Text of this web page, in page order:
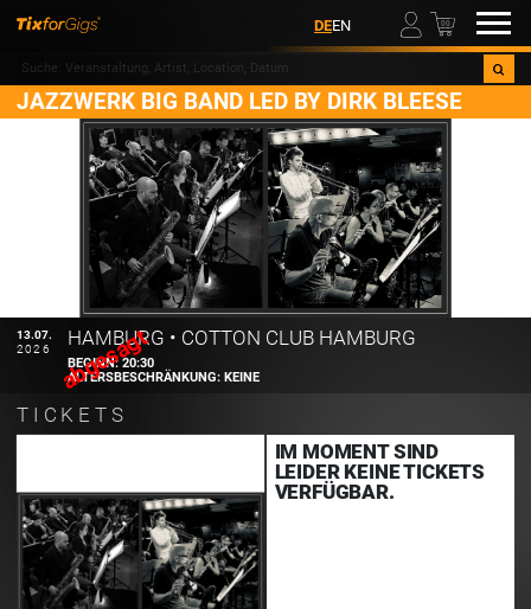
DEEN 00
JAZZWERK BIG BAND LED BY DIRK BLEESE
13.07.
2026
abgesagt
HAMBURG • COTTON CLUB HAMBURG
BEGINN:20:30
ALTERSBESCHRÄNKUNG:KEINE
TICKETS
IM MOMENT SIND
LEIDER KEINE TICKETS
VERFÜGBAR.